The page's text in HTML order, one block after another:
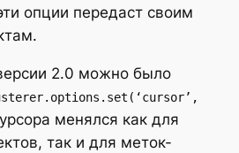
опции передаст своим
2.0 можно было
менялся как для
так и для меток-